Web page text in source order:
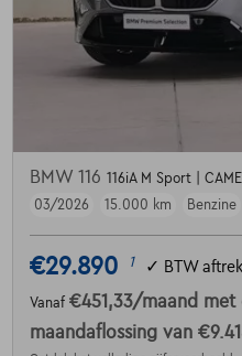
BMW 116 116iA M Sport |
03/2026
15.000 km Benzine
€29.890 1 ✓ BTW
Vanaf €451,33/maand met
maandaflossing van